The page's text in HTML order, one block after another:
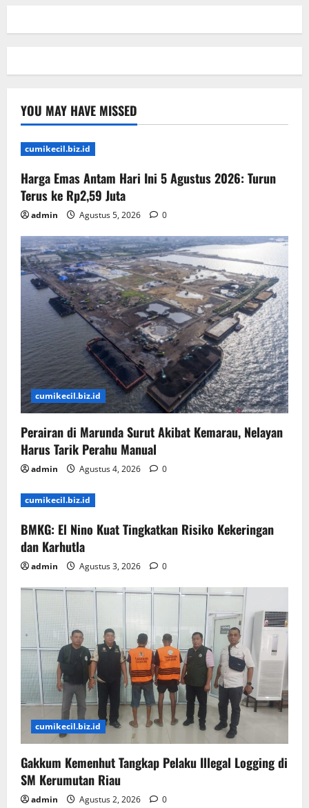
YOU MAY HAVE MISSED
cumikecil.biz.id
Harga Emas Antam Hari Ini 5 Agustus 2026: Turun
Terus ke Rp2,59 Juta
admin Agustus 5, 2026 0
cumikecil.biz.id
Perairan di Marunda Surut Akibat Kemarau, Nelayan
Harus Tarik Perahu Manual
admin Agustus 4, 2026 0
cumikecil.biz.id
BMKG: El Nino Kuat Tingkatkan Risiko Kekeringan
dan Karhutla
admin Agustus 3, 2026 0
cumikecil.biz.id
Gakkum Kemenhut Tangkap Pelaku Illegal Logging di
SM Kerumutan Riau
admin Agustus 2, 2026 0